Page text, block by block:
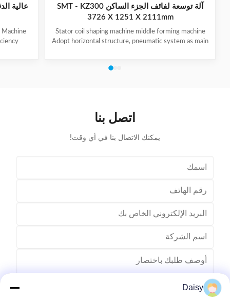
آلة توسعة لفائف الجزء الساكن SMT - KZ300
3726 X 1251 X 2111mm
Stator coil shaping machine middle forming machine
Adopt horizontal structure, pneumatic system as main
expanding blades is synchronous, no need two times
after expending. (1)
عالية
اتصل بنا
يمكنك الاتصال بنا في أي وقت!
Daisy